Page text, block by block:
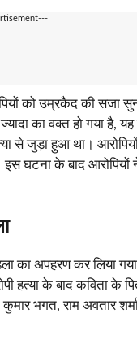
को उम्रकैद की सजा
का वक्त हो गया है,
से जुड़ा हुआ था।
के बाद आरोपियों ने
का अपहरण कर लिया
हत्या के बाद कविता के
भगत, राम अवतार